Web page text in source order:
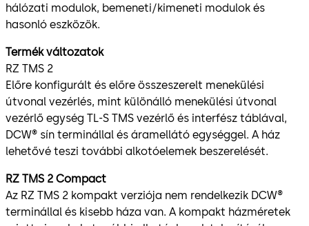
hálózati modulok, bemeneti/kimeneti modulok és
hasonló eszközök.
Termék változatok
RZ TMS 2
Előre konfigurált és előre összeszerelt menekülési
útvonal vezérlés, mint különálló menekülési útvonal
vezérlő egység TL-S TMS vezérlő és interfész táblával,
DCW® sín terminállal és áramellátó egységgel. A ház
lehetővé teszi további alkotóelemek beszerelését.
RZ TMS 2 Compact
Az RZ TMS 2 kompakt verziója nem rendelkezik DCW®
terminállal és kisebb háza van. A kompakt házméretek